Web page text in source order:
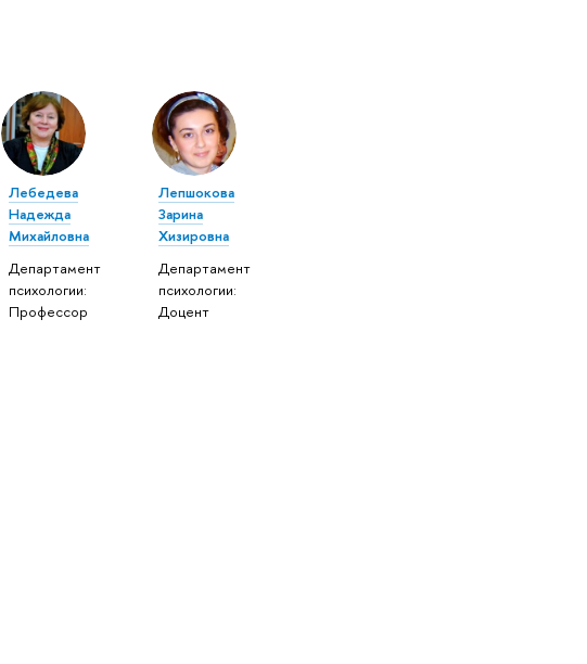
Лебедева
Надежда
Михайловна
Департамент
психологии:
Профессор
Лепшокова
Зарина
Хизировна
Департамент
психологии:
Доцент